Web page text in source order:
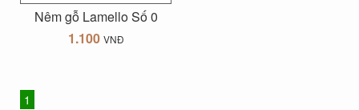
Nêm gỗ Lamello Số 0
1.100 VNĐ
1